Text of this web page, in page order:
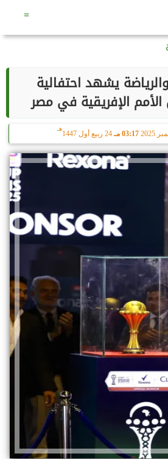
=
يشهد احتفالية
الإفريقية في مصر
03:17 مـ 24 ربيع أول 1447
هـ